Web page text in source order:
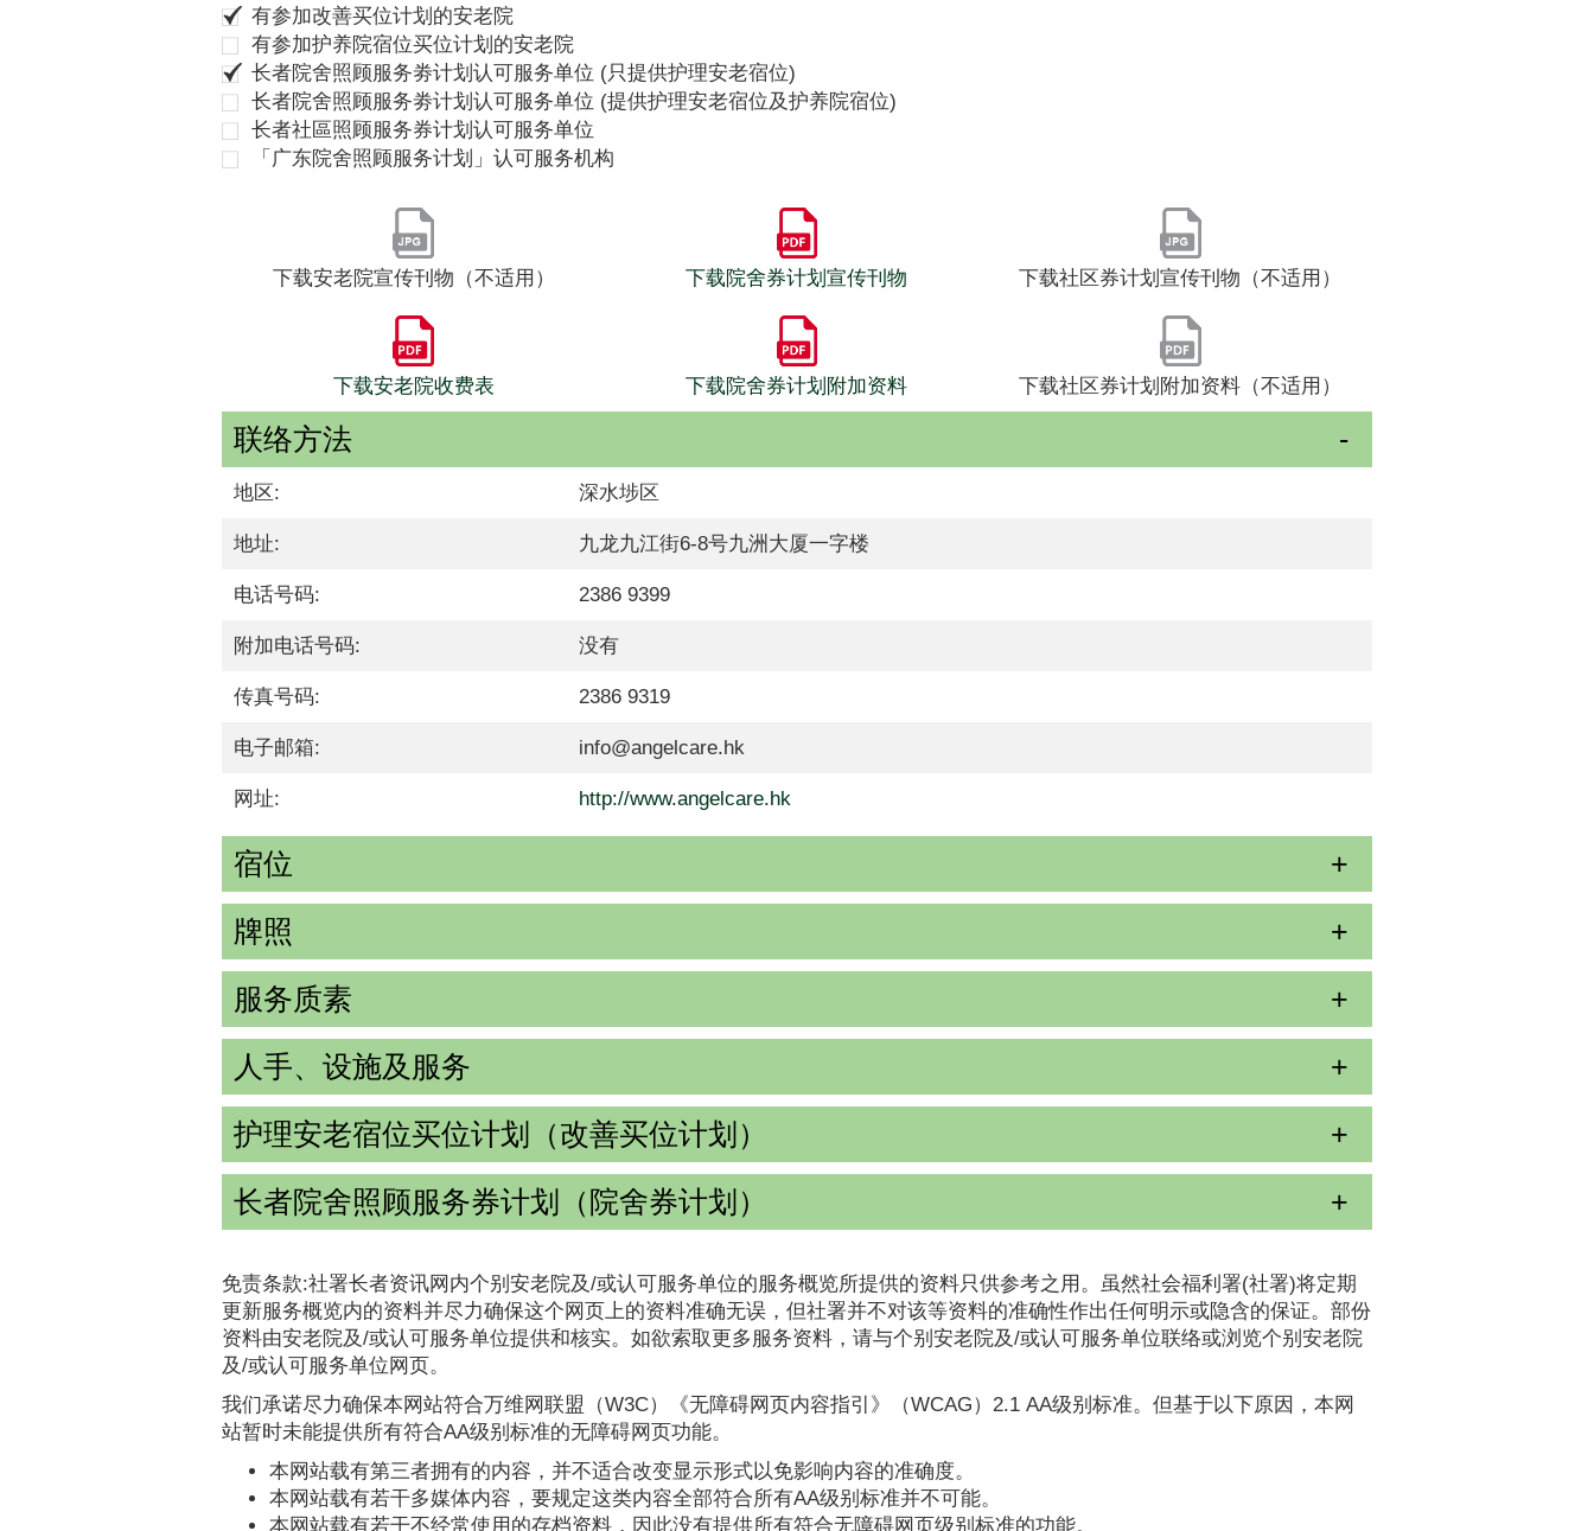
有参加改善买位计划的安老院
有参加护养院宿位买位计划的安老院
长者院舍照顾服务劵计划认可服务单位 (只提供护理安老宿位)
长者院舍照顾服务劵计划认可服务单位 (提供护理安老宿位及护养院宿位)
长者社區照顾服务券计划认可服务单位
「广东院舍照顾服务计划」认可服务机构
下载安老院宣传刊物（不适用） 下载院舍券计划宣传刊物 下载社区券计划宣传刊物（不适用）
下载安老院收费表 下载院舍券计划附加资料 下载社区券计划附加资料（不适用）
联络方法
地区: 深水埗区
地址: 九龙九江街6-8号九洲大厦一字楼
电话号码: 2386 9399
附加电话号码: 没有
传真号码: 2386 9319
电子邮箱: info@angelcare.hk
网址: http://www.angelcare.hk
宿位
牌照
服务质素
人手、设施及服务
护理安老宿位买位计划（改善买位计划）
长者院舍照顾服务券计划（院舍券计划）
免责条款:社署长者资讯网内个别安老院及/或认可服务单位的服务概览所提供的资料只供参考之用。虽然社会福利署(社署)将定期
更新服务概览内的资料并尽力确保这个网页上的资料准确无误，但社署并不对该等资料的准确性作出任何明示或隐含的保证。部份
资料由安老院及/或认可服务单位提供和核实。如欲索取更多服务资料，请与个别安老院及/或认可服务单位联络或浏览个别安老院
及/或认可服务单位网页。
我们承诺尽力确保本网站符合万维网联盟（W3C）《无障碍网页内容指引》（WCAG）2.1 AA级别标准。但基于以下原因，本网
站暂时未能提供所有符合AA级别标准的无障碍网页功能。
本网站载有第三者拥有的内容，并不适合改变显示形式以免影响内容的准确度。
本网站载有若干多媒体内容，要规定这类内容全部符合所有AA级别标准并不可能。
本网站载有若干不经常使用的存档资料，因此没有提供所有符合无障碍网页级别标准的功能。